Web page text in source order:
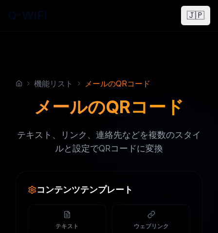
🇯🇵
機能リスト メールのQRコード
メールのQRコード
テキスト、リンク、連絡先などを複数のスタイ
ルと設定でQRコードに変換
コンテンツテンプレート
テキスト ウェブリンク